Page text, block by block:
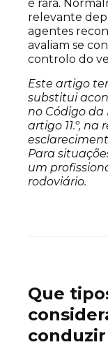
é rara.
relevante
agentes
avaliam se
controlo do
Este artigo
substitui
no Código da
artigo 11.º,
Para
um
rodoviário.
Que
conduzir